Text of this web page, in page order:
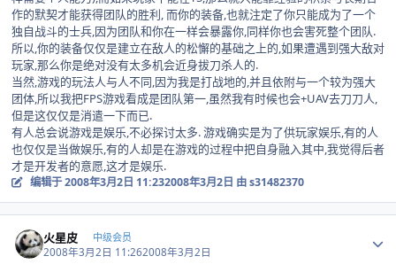
作的默契才能获得团队的胜利, 而你的装备,也就注定了你只能成为了一个
独自战斗的士兵,因为团队和你在一样会暴露你,同样你也会害死整个团队.
所以,你的装备仅仅是建立在敌人的松懈的基础之上的,如果遭遇到强大敌对
玩家,那么你是绝对没有太多机会近身拔刀杀人的.
当然,游戏的玩法人与人不同,因为我是打战地的,并且依附与一个较为强大
团体,所以我把FPS游戏看成是团队第一,虽然我有时候也会+UAV去刀刀人,
但是这仅仅是消遣一下而已.
有人总会说游戏是娱乐,不必探讨太多. 游戏确实是为了供玩家娱乐,有的人
也仅仅是当做娱乐,有的人却是在游戏的过程中把自身融入其中,我觉得后者
才是开发者的意愿,这才是娱乐.
编辑于2008年3月2日 11:232008年3月2日 由 s31482370
火星皮 中级会员
2008年3月2日 11:262008年3月2日